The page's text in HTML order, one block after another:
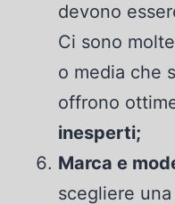
devono
Ci sono
o media che
offrono
inesperti;
Marca e
scegliere una